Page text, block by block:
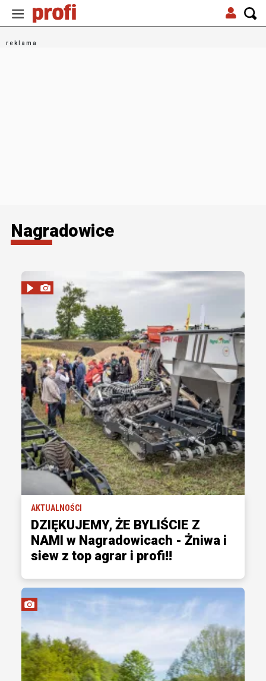
Nagradowice
AKTUALNOŚCI
DZIĘKUJEMY, ŻE BYLIŚCIE Z
NAMI w Nagradowicach - Żniwa i
siew z top agrar i profi!!